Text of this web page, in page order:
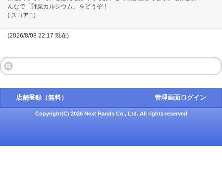
んなで「野菜カルシウム」をどうぞ！
( スコア 1)
(2026/8/08 22:17 現在)
店舗登録（無料） 管理画面ログイン
Copyright(C) 2026 Next Hands Co., Ltd. All rights reserved